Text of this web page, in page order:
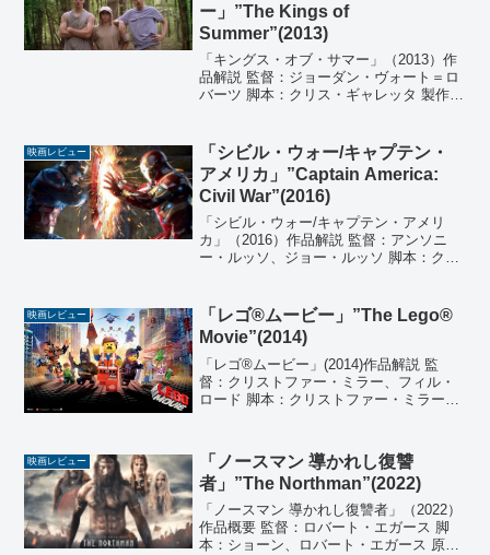
ー」”The Kings of
Summer”(2013)
「キングス・オブ・サマー」（2013）作
品解説 監督：ジョーダン・ヴォート＝ロ
バーツ 脚本：クリス・ギャレッタ 製作：
ン・ミラー 撮影：ロス・リエージュ 編
集：テレル...
映画レビュー
「シビル・ウォー/キャプテン・
アメリカ」”Captain America:
Civil War”(2016)
「シビル・ウォー/キャプテン・アメリ
カ」（2016）作品解説 監督：アンソニ
ー・ルッソ、ジョー・ルッソ 脚本：クリ
スティーブ・マクニーブン 「シビル・
ウォー」 原作：...
映画レビュー
「レゴ®ムービー」”The Lego®
Movie”(2014)
「レゴ®ムービー」(2014)作品解説 監
督：クリストファー・ミラー、フィル・
ロード 脚本：クリストファー・ミラー、
ゲマン、ダン・ハーゲマン 音楽：マー
ク・マザースボ...
映画レビュー
「ノースマン 導かれし復讐
者」”The Northman”(2022)
「ノースマン 導かれし復讐者」（2022）
作品概要 監督：ロバート・エガース 脚
本：ショーン、ロバート・エガース 原